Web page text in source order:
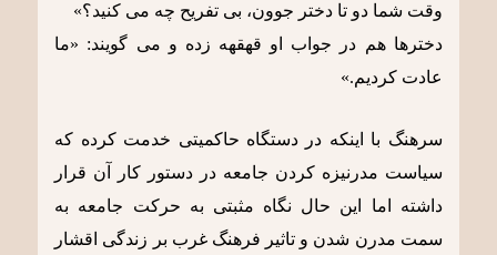
وقت شما دو تا دختر جوون، بی تفریح چه می کنید؟»
دخترها هم در جواب او قهقهه زده و می گویند: «ما
عادت کردیم.»
سرهنگ با اینکه در دستگاه حاکمیتی خدمت کرده که
سیاست مدرنیزه کردن جامعه در دستور کار آن قرار
داشته اما این حال نگاه مثبتی به حرکت جامعه به
سمت مدرن شدن و تاثیر فرهنگ غرب بر زندگی اقشار